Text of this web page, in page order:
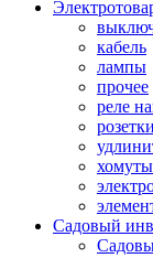
кабель
лампы
прочее
реле
розетки
хомуты
Садовый